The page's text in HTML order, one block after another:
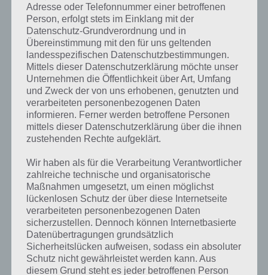
Auf Geschick und Reflexe kommt es an
Um einen möglichst hohen Highscore bei der App Fast like a Fox
aufzustellen, sind gute Reflexe und jede Menge Geschick
erforderlich. So heißt es nicht nur dauertippen, um auf
Geschwindigkeit zu kommen, sondern auch mal loslassen, um alle
Münzen, Smaragde und Diamanten zu erhalten. Ansonsten muss
man zum richtigen Zeitpunkt springen und natürlich möglichst
schnell das Level in Fast like a Fox abzuschließen.
Überzeugen kann aber auch die grafische Umsetzung von Fast like a
Berge springen. Dabei kann man seinen Highscore auch mit denen
seiner Freunde vergleichen.
Trailer Video zu Fast like a Fox
Fast like a Fox ist wirklich sehr gelungen. Damit du dir einen besseren
Eindruck machen kannst, haben wir ein Trailer Video zum Spiel parat.
So spielt sich die App auch auf deinem Android / iOS Gerät. Hier das
Adresse oder Telefonnummer einer betroffenen
Person, erfolgt stets im Einklang mit der
Datenschutz-Grundverordnung und in
Übereinstimmung mit den für uns geltenden
landesspezifischen Datenschutzbestimmungen.
Mittels dieser Datenschutzerklärung möchte unser
Unternehmen die Öffentlichkeit über Art, Umfang
und Zweck der von uns erhobenen, genutzten und
verarbeiteten personenbezogenen Daten
informieren. Ferner werden betroffene Personen
mittels dieser Datenschutzerklärung über die ihnen
zustehenden Rechte aufgeklärt.
Wir haben als für die Verarbeitung Verantwortlicher
zahlreiche technische und organisatorische
Maßnahmen umgesetzt, um einen möglichst
lückenlosen Schutz der über diese Internetseite
verarbeiteten personenbezogenen Daten
sicherzustellen. Dennoch können Internetbasierte
Datenübertragungen grundsätzlich
Sicherheitslücken aufweisen, sodass ein absoluter
Schutz nicht gewährleistet werden kann. Aus
diesem Grund steht es jeder betroffenen Person